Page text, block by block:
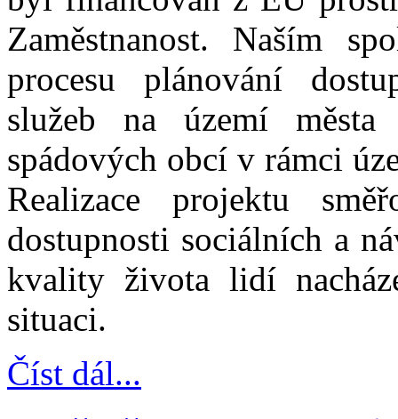
Zaměstnanost. Naším
procesu plánování
služeb na území
spádových obcí v rámci
Realizace projektu
dostupnosti sociálních a
kvality života lidí
situaci.
Číst dál...